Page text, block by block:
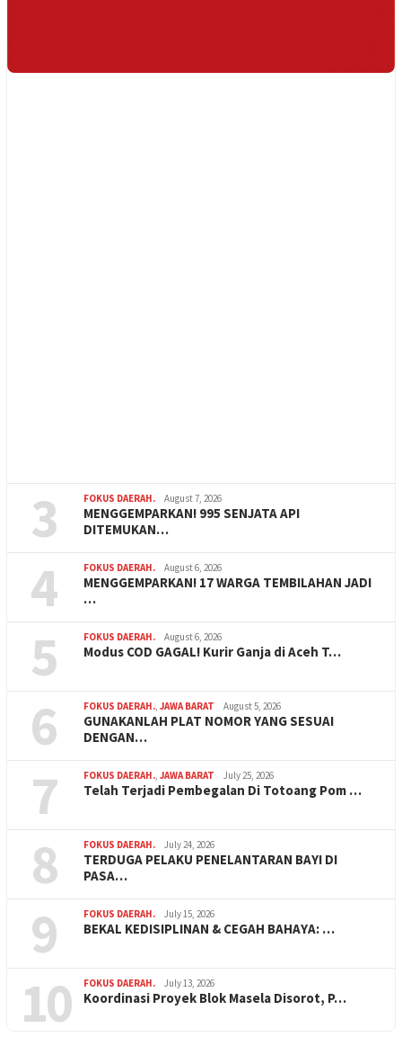
3 FOKUS DAERAH. August 7, 2026
MENGGEMPARKAN! 995 SENJATA API
DITEMUKAN…
4 FOKUS DAERAH. August 6, 2026
MENGGEMPARKAN! 17 WARGA TEMBILAHAN JADI
…
5 FOKUS DAERAH. August 6, 2026
Modus COD GAGAL! Kurir Ganja di Aceh T…
6 FOKUS DAERAH. JAWA BARAT August 5, 2026
GUNAKANLAH PLAT NOMOR YANG SESUAI
DENGAN…
7 FOKUS DAERAH. JAWA BARAT July 25, 2026
Telah Terjadi Pembegalan Di Totoang Pom …
8 FOKUS DAERAH. July 24, 2026
TERDUGA PELAKU PENELANTARAN BAYI DI
PASA…
9 FOKUS DAERAH. July 15, 2026
BEKAL KEDISIPLINAN & CEGAH BAHAYA: …
10 FOKUS DAERAH. July 13, 2026
Koordinasi Proyek Blok Masela Disorot, P…